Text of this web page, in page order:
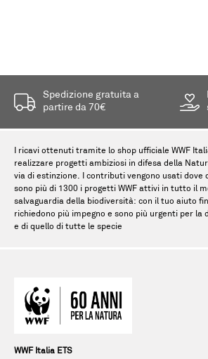
Spedizione gratuita a
partire da 70€
I ricavi ottenuti tramite lo shop ufficiale WWF
realizzare progetti ambiziosi in difesa della
via di estinzione. I contributi vengono usati dove
sono più di 1300 i progetti WWF attivi in tutto il
salvaguardia della biodiversità: con il tuo aiuto
richiedono più impegno e sono più urgenti per la
e di quello di tutte le specie
WWF Italia ETS